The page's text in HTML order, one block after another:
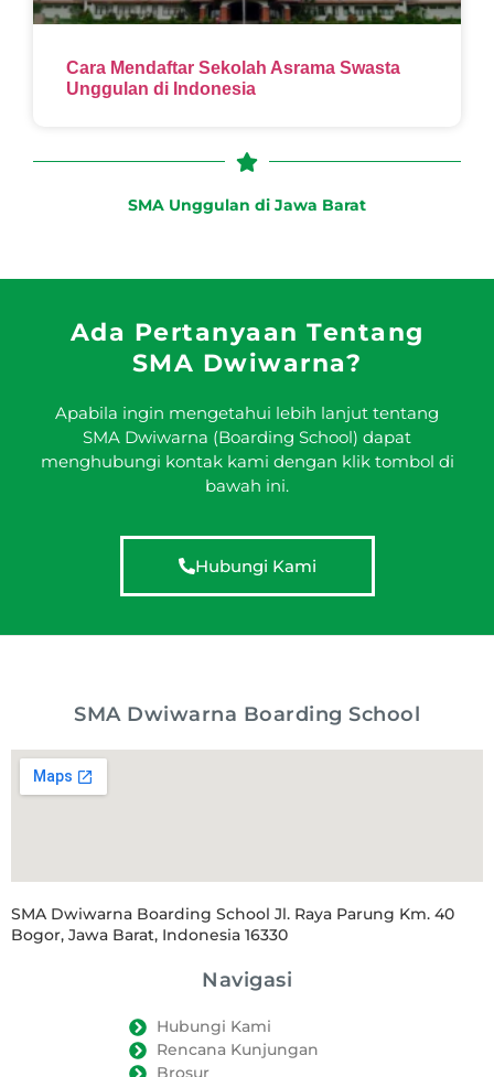
Cara Mendaftar Sekolah Asrama Swasta
Unggulan di Indonesia
SMA Unggulan di Jawa Barat
Ada Pertanyaan Tentang
SMA Dwiwarna?
Apabila ingin mengetahui lebih lanjut tentang
SMA Dwiwarna (Boarding School) dapat
menghubungi kontak kami dengan klik tombol di
bawah ini.
Hubungi Kami
SMA Dwiwarna Boarding School
SMA Dwiwarna Boarding School Jl. Raya Parung Km. 40
Bogor, Jawa Barat, Indonesia 16330
Navigasi
Hubungi Kami
Rencana Kunjungan
Brosur